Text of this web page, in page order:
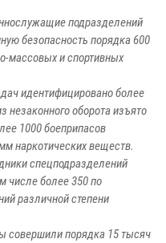
подразделений
безопасность порядка 600
массовых и спортивных
идентифицировано более
незаконного оборота изъято
1000 боеприпасов
наркотических веществ.
спецподразделений
числе более 350 по
различной степени
совершили порядка 15 тысяч